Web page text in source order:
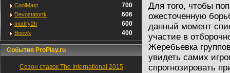
CoolMast 700
Devostatortk 606
modify2h 600
Boevik 400
События ProPlay.ru
Сезон ставок The International 2015
Для того, чтобы
ожесточенную
данный момент
участие в
Жеребьевка
увидеть самих
спрогнозировать